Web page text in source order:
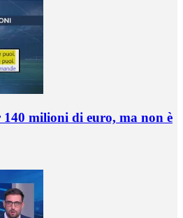
milioni di euro, ma non è